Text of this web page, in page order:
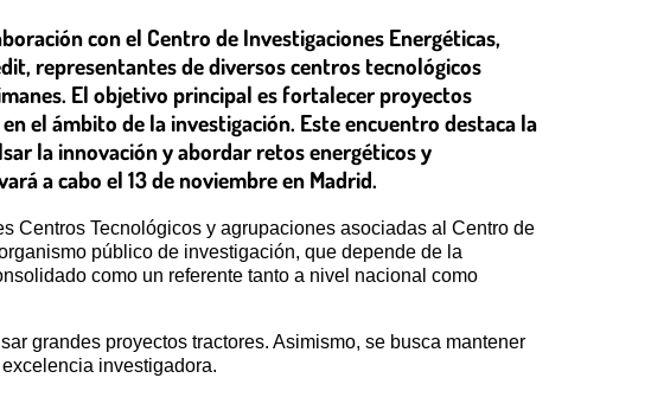
con el Centro de Investigaciones Energéticas,
representantes de diversos centros tecnológicos
El objetivo principal es fortalecer proyectos
el ámbito de la investigación. Este encuentro destaca la
la innovación y abordar retos energéticos y
a cabo el 13 de noviembre en Madrid.
Centros Tecnológicos y agrupaciones asociadas al Centro de
público de investigación, que depende de la
como un referente tanto a nivel nacional como
grandes proyectos tractores. Asimismo, se busca mantener
investigadora.